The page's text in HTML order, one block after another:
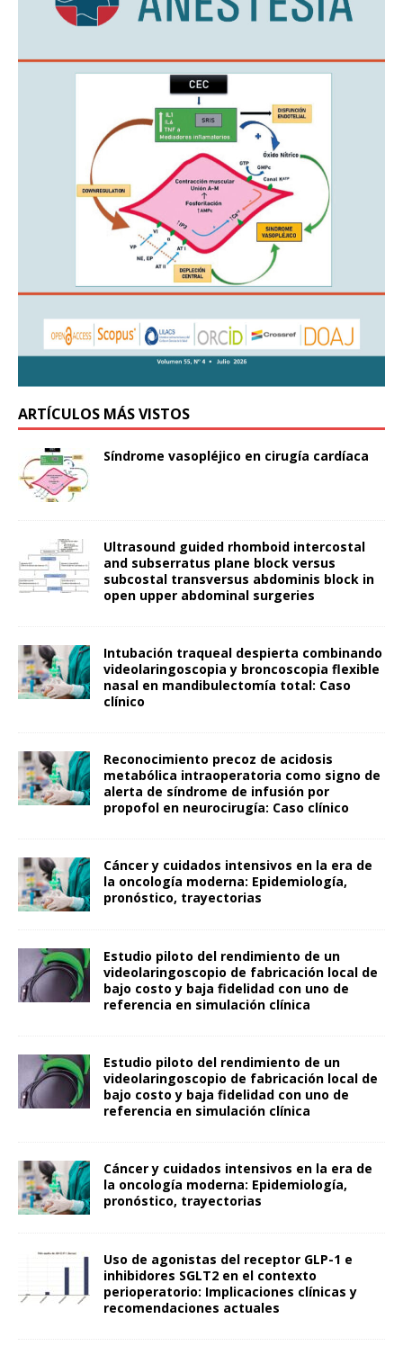
ARTÍCULOS MÁS VISTOS
Síndrome vasopléjico en cirugía cardíaca
Ultrasound guided rhomboid intercostal
and subserratus plane block versus
subcostal transversus abdominis block in
open upper abdominal surgeries
Intubación traqueal despierta combinando
videolaringoscopia y broncoscopia flexible
nasal en mandibulectomía total: Caso
clínico
Reconocimiento precoz de acidosis
metabólica intraoperatoria como signo de
alerta de síndrome de infusión por
propofol en neurocirugía: Caso clínico
Cáncer y cuidados intensivos en la era de
la oncología moderna: Epidemiología,
pronóstico, trayectorias
Estudio piloto del rendimiento de un
videolaringoscopio de fabricación local de
bajo costo y baja fidelidad con uno de
referencia en simulación clínica
Estudio piloto del rendimiento de un
videolaringoscopio de fabricación local de
bajo costo y baja fidelidad con uno de
referencia en simulación clínica
Cáncer y cuidados intensivos en la era de
la oncología moderna: Epidemiología,
pronóstico, trayectorias
Uso de agonistas del receptor GLP-1 e
inhibidores SGLT2 en el contexto
perioperatorio: Implicaciones clínicas y
recomendaciones actuales